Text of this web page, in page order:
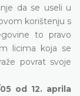
da se useli u
korištenju s
to pravo
licima koja se
povrat svoje
od 12. aprila